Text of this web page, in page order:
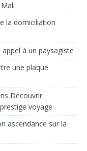
la domiciliation
à un paysagiste
une plaque
Découvrir
voyage
ascendance sur la